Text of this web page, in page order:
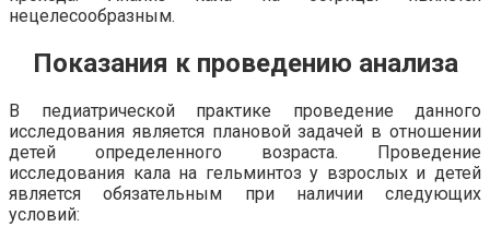
нецелесообразным.
Показания к проведению анализа
В педиатрической практике проведение данного
исследования является плановой задачей в отношении
детей определенного возраста. Проведение
исследования кала на гельминтоз у взрослых и детей
является обязательным при наличии следующих
условий: